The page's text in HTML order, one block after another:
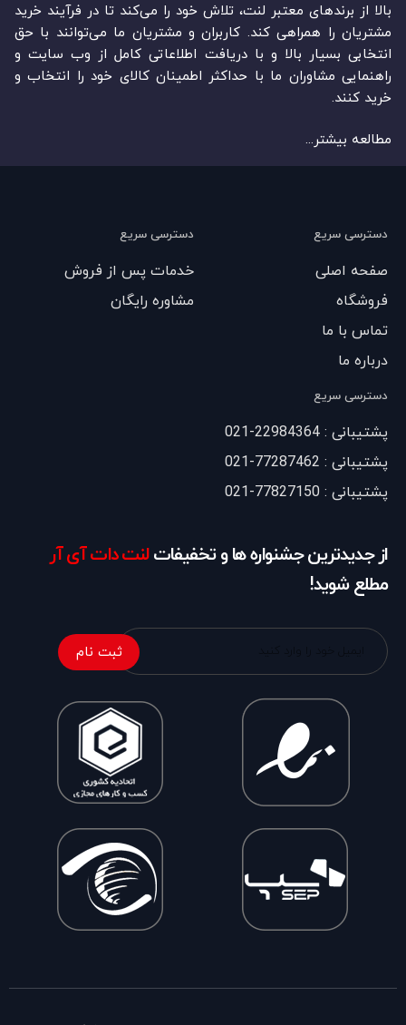
بالا از برندهای معتبر لنت، تلاش خود را می‌‏‏کند تا در فرآیند خرید
مشتریان را همراهی کند. کاربران و مشتریان ما می‏‏‌توانند با حق
انتخابی بسیار بالا و با دریافت اطلاعاتی کامل از وب سایت و
راهنمایی مشاوران ما با حداکثر اطمینان کالای خود را انتخاب و
خرید کنند.
مطالعه بیشتر...
دسترسی سریع
صفحه اصلی
فروشگاه
تماس با ما
درباره ما
دسترسی سریع
خدمات پس از فروش
مشاوره رایگان
دسترسی سریع
پشتیبانی : 22984364-021
پشتیبانی : 77287462-021
پشتیبانی : 77827150-021
از جدیدترین جشنواره ها و تخفیفاتلنت دات آی آر
مطلع شوید!
ثبت نام